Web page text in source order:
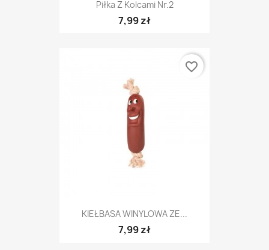
Piłka Z Kolcami Nr.2
7,99 zł
KIEŁBASA WINYLOWA ZE...
7,99 zł
favorite_border